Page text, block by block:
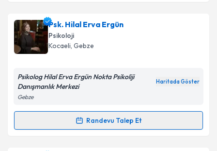
Klinik Psikolog Hediye Aydın
talebi oluşturun. Size bu uzmandan randevu almanız
için bir takvim hazırlandığında e-posta ile
bilgilendireceğiz.
Kişisel verilerimin işlenmesine ilişkin
Metni'ni okudum ve kişisel verilerimin belirtilen
Psk. Hilal Erva Ergün
Psikoloji
Kocaeli, Gebze
Psikolog Hilal Erva Ergün Nokta Psikoliji
Danışmanlık Merkezi
Haritada Göster
Gebze
Randevu Talep Et
Randevu Takvimi Talebi